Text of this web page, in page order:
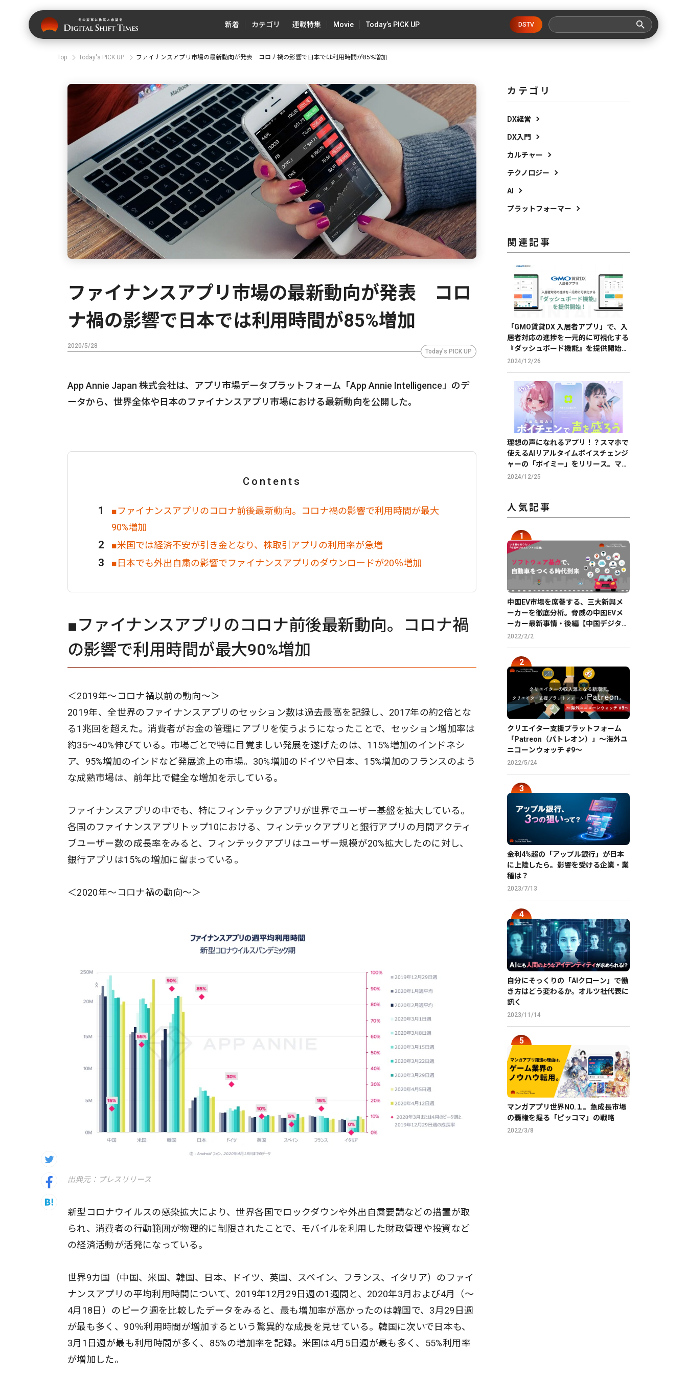
新着 カテゴリ 連載特集 Movie Today’s PICK UP DSTV
Top Today's PICK UP ファイナンスアプリ市場の最新動向が発表 コロナ禍の影響で日本では利用時間が85%増加
ファイナンスアプリ市場の最新動向が発表 コロ
ナ禍の影響で日本では利用時間が85%増加
2020/5/28
Today's PICK UP
App Annie Japan 株式会社は、アプリ市場データプラットフォーム「App Annie Intelligence」のデ
ータから、世界全体や日本のファイナンスアプリ市場における最新動向を公開した。
Contents
■ファイナンスアプリのコロナ前後最新動向。コロナ禍の影響で利用時間が最大
90%増加
■米国では経済不安が引き金となり、株取引アプリの利用率が急増
■日本でも外出自粛の影響でファイナンスアプリのダウンロードが20％増加
■ファイナンスアプリのコロナ前後最新動向。コロナ禍
の影響で利用時間が最大90%増加
＜2019年〜コロナ禍以前の動向〜＞
2019年、全世界のファイナンスアプリのセッション数は過去最高を記録し、2017年の約2倍とな
る1兆回を超えた。消費者がお金の管理にアプリを使うようになったことで、セッション増加率は
約35〜40%伸びている。市場ごとで特に目覚ましい発展を遂げたのは、115%増加のインドネシ
ア、95%増加のインドなど発展途上の市場。30%増加のドイツや日本、15%増加のフランスのよう
な成熟市場は、前年比で健全な増加を示している。
ファイナンスアプリの中でも、特にフィンテックアプリが世界でユーザー基盤を拡大している。
各国のファイナンスアプリトップ10における、フィンテックアプリと銀行アプリの月間アクティ
ブユーザー数の成長率をみると、フィンテックアプリはユーザー規模が20%拡大したのに対し、
銀行アプリは15%の増加に留まっている。
＜2020年〜コロナ禍の動向〜＞
出典元：プレスリリース
新型コロナウイルスの感染拡大により、世界各国でロックダウンや外出自粛要請などの措置が取
られ、消費者の行動範囲が物理的に制限されたことで、モバイルを利用した財政管理や投資など
の経済活動が活発になっている。
世界9カ国（中国、米国、韓国、日本、ドイツ、英国、スペイン、フランス、イタリア）のファイ
ナンスアプリの平均利用時間について、2019年12月29日週の1週間と、2020年3月および4月（〜
4月18日）のピーク週を比較したデータをみると、最も増加率が高かったのは韓国で、3月29日週
が最も多く、90％利用時間が増加するという驚異的な成長を見せている。韓国に次いで日本も、
3月1日週が最も利用時間が多く、85%の増加率を記録。米国は4月5日週が最も多く、55%利用率
が増加した。
カテゴリ
DX経営
DX入門
カルチャー
テクノロジー
AI
プラットフォーマー
関連記事
「GMO賃貸DX 入居者アプリ」で、入
居者対応の進捗を一元的に可視化する
『ダッシュボード機能』を提供開始
【GMO ReTech】
2024/12/26
理想の声になれるアプリ！？スマホで
使えるAIリアルタイムボイスチェンジ
ャーの「ボイミー」をリリース。マイ
クに向かって喋るだけで、誰でも萌え
2024/12/25
人気記事
中国EV市場を席巻する、三大新興メ
ーカーを徹底分析。脅威の中国EVメ
ーカー最新事情・後編【中国デジタル
企業最前線】
2022/2/2
クリエイター支援プラットフォーム
「Patreon（パトレオン）」〜海外ユ
ニコーンウォッチ #9〜
2022/5/24
金利4%超の「アップル銀行」が日本
に上陸したら。影響を受ける企業・業
種は？
2023/7/13
自分にそっくりの「AIクローン」で働
き方はどう変わるか。オルツ社代表に
訊く
2023/11/14
マンガアプリ世界NO.１。急成長市場
の覇権を握る「ピッコマ」の戦略
2022/3/8